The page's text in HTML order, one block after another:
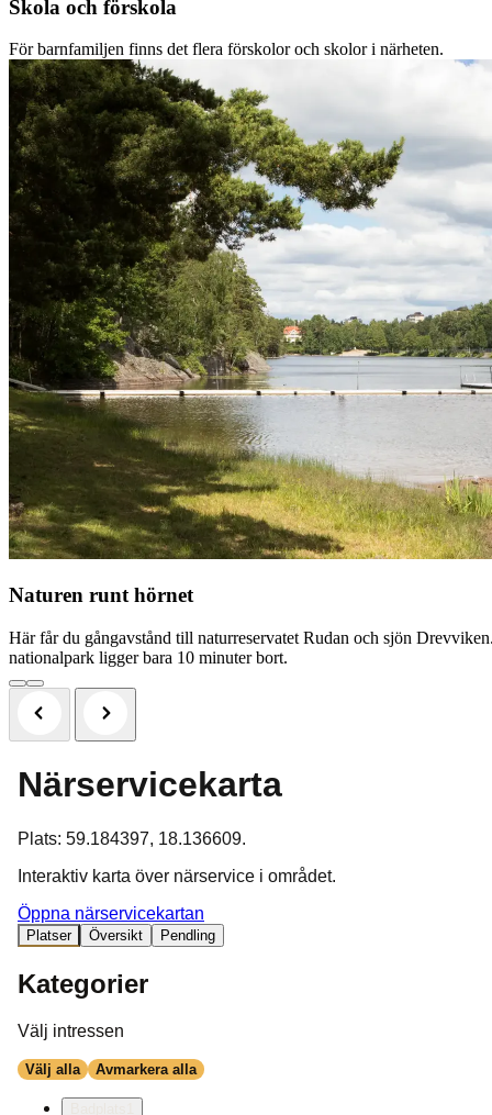
Skola och förskola
För barnfamiljen finns det flera förskolor och skolor i närheten.
Naturen runt hörnet
Här får du gångavstånd till naturreservatet Rudan och sjön
nationalpark ligger bara 10 minuter bort.